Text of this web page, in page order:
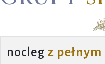
nocleg z pełnym